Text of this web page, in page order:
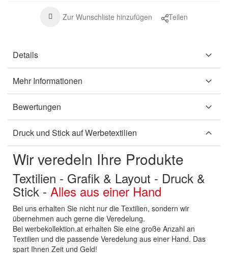
Zur Wunschliste hinzufügen Teilen
Details
Mehr Informationen
Bewertungen
Druck und Stick auf Werbetextilien
Wir veredeln Ihre Produkte
Textilien - Grafik & Layout - Druck &
Stick - Alles aus einer Hand
Bei uns erhalten Sie nicht nur die Textilien, sondern wir
übernehmen auch gerne die Veredelung.
Bei werbekollektion.at erhalten Sie eine große Anzahl an
Textilien und die passende Veredelung aus einer Hand. Das
spart Ihnen Zeit und Geld!